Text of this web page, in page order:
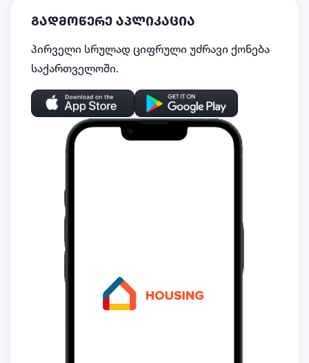
გადმოწერე აპლიკაცია
პირველი სრულად ციფრული უძრავი ქონება
საქართველოში.